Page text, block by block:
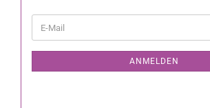
ANMELDEN